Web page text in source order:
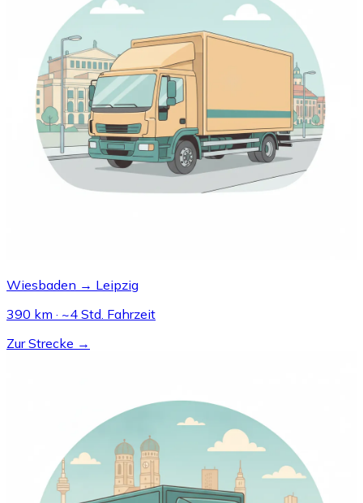
Wiesbaden → Leipzig
390 km · ~4 Std. Fahrzeit
Zur Strecke →